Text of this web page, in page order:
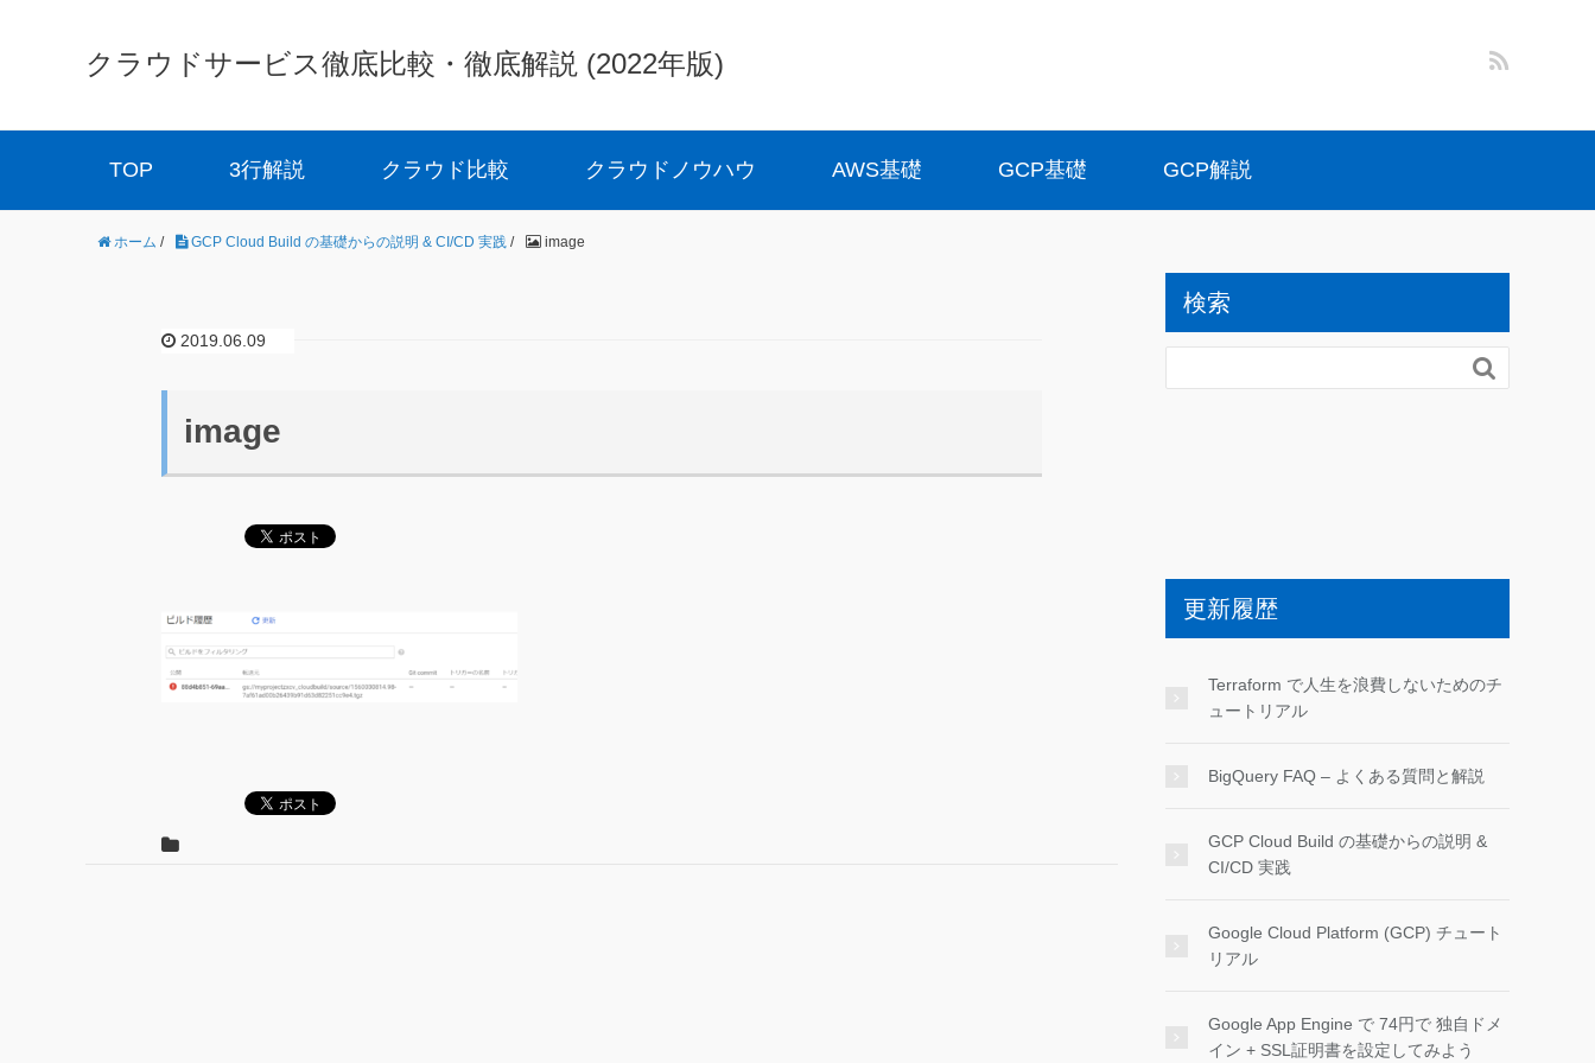
クラウドサービス徹底比較・徹底解説 (2022年版)
TOP 3行解説 クラウド比較 クラウドノウハウ AWS基礎 GCP基礎 GCP解説
ホーム / GCP Cloud Build の基礎からの説明 & CI/CD 実践 / image
2019.06.09
image
検索

更新履歴
Terraform で人生を浪費しないためのチ
ュートリアル
BigQuery FAQ – よくある質問と解説
GCP Cloud Build の基礎からの説明 &
CI/CD 実践
Google Cloud Platform (GCP) チュート
リアル
Google App Engine で 74円で 独自ドメ
イン + SSL証明書を設定してみよう